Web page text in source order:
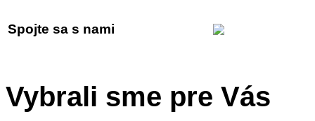
Spojte sa s nami
Vybrali sme pre Vás